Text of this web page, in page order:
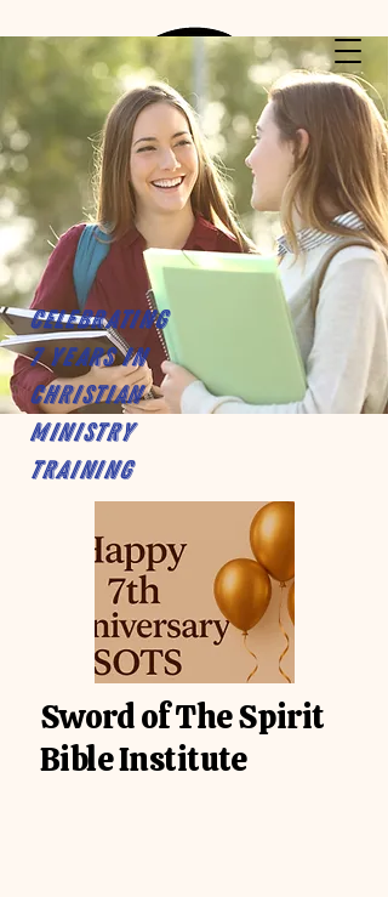
Celebrating
7 years in
Christian
Ministry
Training
Sword of The Spirit
Bible Institute